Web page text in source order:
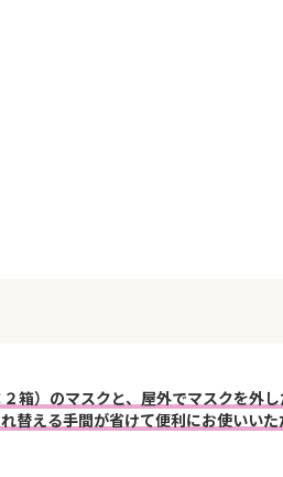
）のマスクと、屋外でマスクを外
替える手間が省けて便利にお使いい